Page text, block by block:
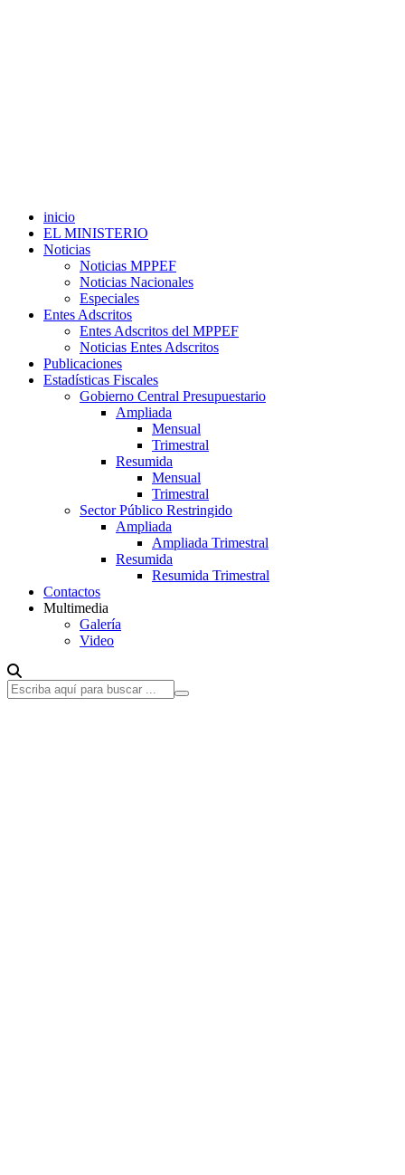
inicio
EL MINISTERIO
Noticias
Noticias MPPEF
Noticias Nacionales
Especiales
Entes Adscritos
Entes Adscritos del MPPEF
Noticias Entes Adscritos
Publicaciones
Estadísticas Fiscales
Gobierno Central Presupuestario
Ampliada
Mensual
Trimestral
Resumida
Mensual
Trimestral
Sector Público Restringido
Ampliada
Ampliada Trimestral
Resumida
Resumida Trimestral
Contactos
Multimedia
Galería
Video